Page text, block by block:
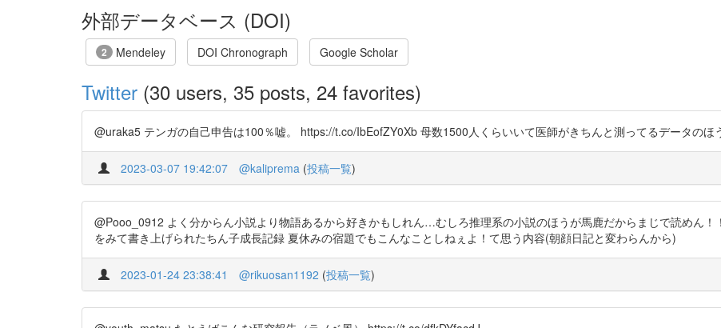
外部データベース (DOI)
2 Mendeley DOI Chronograph Google Scholar
Twitter (30 users, 35 posts, 24 favorites)
@uraka5 テンガの自己申告は100％嘘。 https://t.co/IbEofZY0Xb 母数1500人くらいいて医師がきちんと測ってるデータのほ
2023-03-07 19:42:07 @kaliprema (投稿一覧)
@Pooo_0912 よく分からん小説より物語あるから好きかもしれん…むしろ推理系の小説のほうが馬鹿だからまじで読めん
をみて書き上げられたちん子成長記録 夏休みの宿題でもこんなことしねぇよ！て思う内容(朝顔日記と変わらんから)
2023-01-24 23:38:41 @rikuosan1192 (投稿一覧)